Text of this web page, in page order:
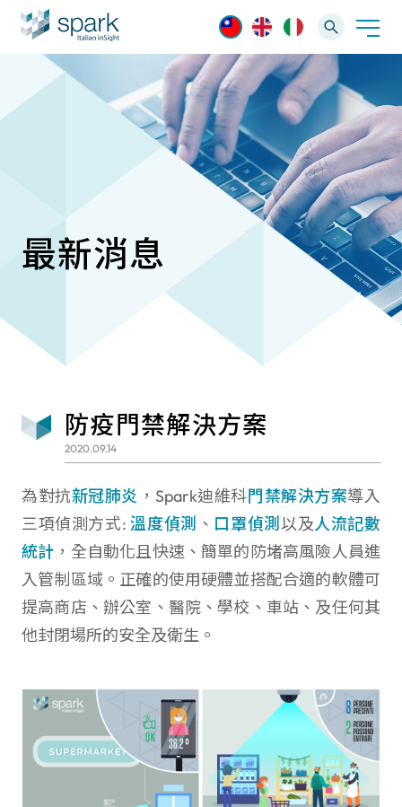
產業應用
AI VMS 影像管理平台
AI 一站式解決方案
輕量化監控(16-32路)
大範圍監控(64-256路)
技術支援
最新消息
防疫門禁解決方案
2020.09.14
為對抗新冠肺炎 ，Spark迪維科門禁解決方案導入
三項偵測方式:溫度偵測 、 口罩偵測以及人流記數
統計 ，全自動化且快速、簡單的防堵高風險人員進
入管制區域。正確的使用硬體並搭配合適的軟體可
提高商店、辦公室、醫院、學校、車站、及任何其
他封閉場所的安全及衛生。